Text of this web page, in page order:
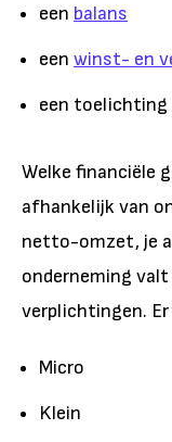
een balans
een winst- en
een toelichting
Welke financiële
afhankelijk van
netto-omzet, je
onderneming
verplichtingen.
Micro
Klein